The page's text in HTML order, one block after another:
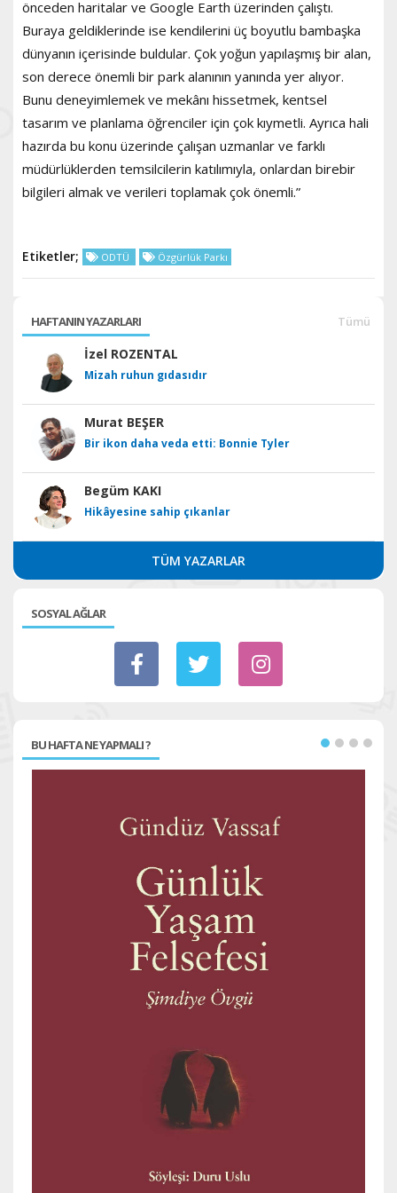
önceden haritalar ve Google Earth üzerinden çalıştı.
Buraya geldiklerinde ise kendilerini üç boyutlu bambaşka
dünyanın içerisinde buldular. Çok yoğun yapılaşmış bir alan,
son derece önemli bir park alanının yanında yer alıyor.
Bunu deneyimlemek ve mekânı hissetmek, kentsel
tasarım ve planlama öğrenciler için çok kıymetli. Ayrıca hali
hazırda bu konu üzerinde çalışan uzmanlar ve farklı
müdürlüklerden temsilcilerin katılımıyla, onlardan birebir
bilgileri almak ve verileri toplamak çok önemli.”
Etiketler; ODTÜ Özgürlük Parkı
HAFTANIN YAZARLARI Tümü
İzel ROZENTAL
Mizah ruhun gıdasıdır
Murat BEŞER
Bir ikon daha veda etti: Bonnie Tyler
Begüm KAKI
Hikâyesine sahip çıkanlar
TÜM YAZARLAR
SOSYAL AĞLAR
BU HAFTA NE YAPMALI ?